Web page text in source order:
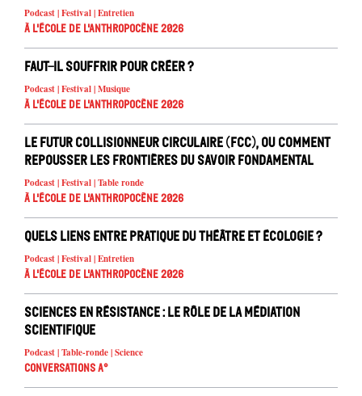
Podcast | Festival | Entretien
À l'école de l'Anthropocène 2026
Faut-il souffrir pour créer ?
Podcast | Festival | Musique
À l'école de l'Anthropocène 2026
Le Futur Collisionneur Circulaire (FCC), ou comment
repousser les frontières du savoir fondamental
Podcast | Festival | Table ronde
À l'école de l'Anthropocène 2026
Quels liens entre pratique du théâtre et écologie ?
Podcast | Festival | Entretien
À l'école de l'Anthropocène 2026
Sciences en résistance : le rôle de la médiation
scientifique
Podcast | Table-ronde | Science
Conversations A°